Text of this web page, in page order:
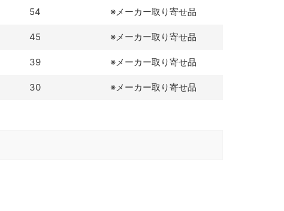
54 ※メーカー取り寄せ品
45 ※メーカー取り寄せ品
39 ※メーカー取り寄せ品
30 ※メーカー取り寄せ品